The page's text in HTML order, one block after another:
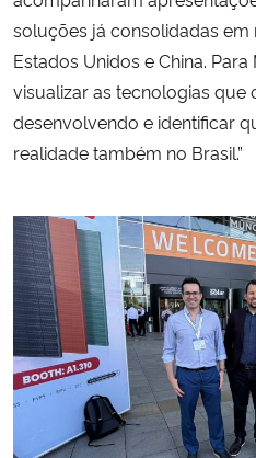
soluções já consolidadas
Estados Unidos e China.
visualizar as tecnologias que
desenvolvendo e identificar
realidade também no Brasil.”